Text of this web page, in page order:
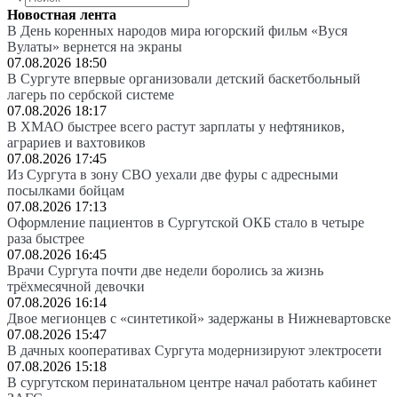
Новостная лента
В День коренных народов мира югорский фильм «Вуся
Вулаты» вернется на экраны
07.08.2026 18:50
В Сургуте впервые организовали детский баскетбольный
лагерь по сербской системе
07.08.2026 18:17
В ХМАО быстрее всего растут зарплаты у нефтяников,
аграриев и вахтовиков
07.08.2026 17:45
Из Сургута в зону СВО уехали две фуры с адресными
посылками бойцам
07.08.2026 17:13
Оформление пациентов в Сургутской ОКБ стало в четыре
раза быстрее
07.08.2026 16:45
Врачи Сургута почти две недели боролись за жизнь
трёхмесячной девочки
07.08.2026 16:14
Двое мегионцев с «синтетикой» задержаны в Нижневартовске
07.08.2026 15:47
В дачных кооперативах Сургута модернизируют электросети
07.08.2026 15:18
В сургутском перинатальном центре начал работать кабинет